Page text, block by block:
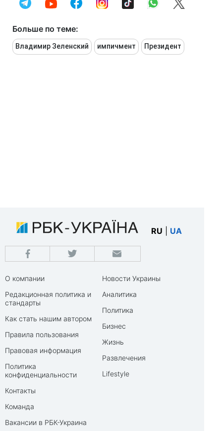
Больше по теме:
Владимир Зеленский импичмент Президент
RU UA
О компании
Редакционная политика и
стандарты
Как стать нашим автором
Правила пользования
Правовая информация
Политика
конфиденциальности
Контакты
Команда
Вакансии в РБК-Украина
Новости Украины
Аналитика
Политика
Бизнес
Жизнь
Развлечения
Lifestyle